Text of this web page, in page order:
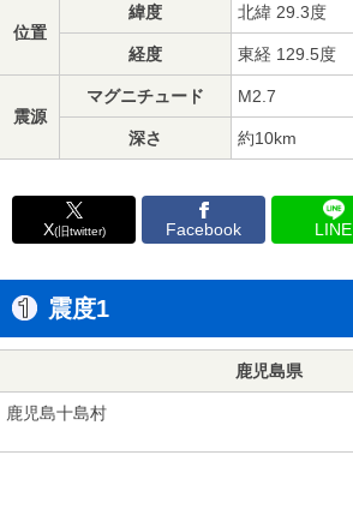
位置
緯度 北緯 29.3度
経度 東経 129.5度
震源
マグニチュード M2.7
深さ 約10km
X(旧twitter) Facebook LINE
震度1
鹿児島県
鹿児島十島村